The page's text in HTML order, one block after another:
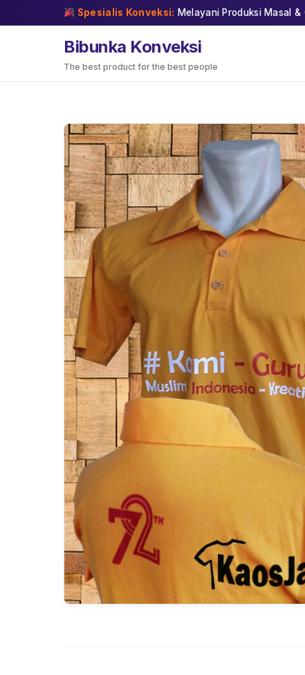
to
Spesialis Konveksi: Melayani Produksi Masal
Bibunka Konveksi
The best product for the best people